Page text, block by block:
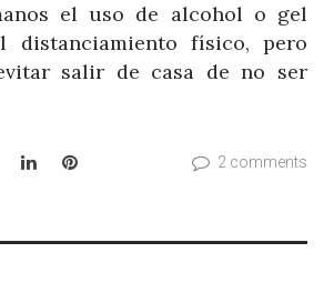
el uso de alcohol o gel
distanciamiento físico, pero
salir de casa de no ser
LinkedInPinterest 2 comments